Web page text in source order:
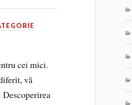
cei mici.
vă
Descoperirea